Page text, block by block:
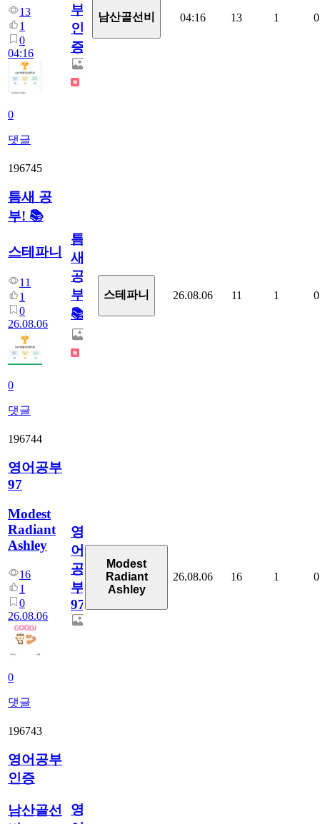
13
1
0
04:16
0
댓글
부
인
증
남산골선비 04:16 13 1 0
196745
틈새 공
부! 📚
스테파니
11
1
0
26.08.06
0
댓글
틈
새
공
부!
📚
스테파니 26.08.06 11 1 0
196744
영어공부
97
Modest
Radiant
Ashley
16
1
0
26.08.06
0
댓글
영
어
공
부
97
Modest
Radiant
Ashley
26.08.06 16 1 0
196743
영어공부
인증
남산골선
영